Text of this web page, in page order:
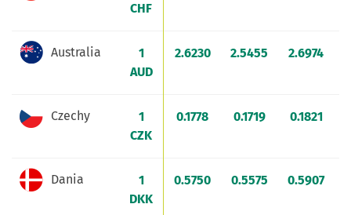
CHF
Australia
1
AUD
2.6230 2.5455 2.6974
Czechy
1
CZK
0.1778 0.1719 0.1821
Dania
1
DKK
0.5750 0.5575 0.5907